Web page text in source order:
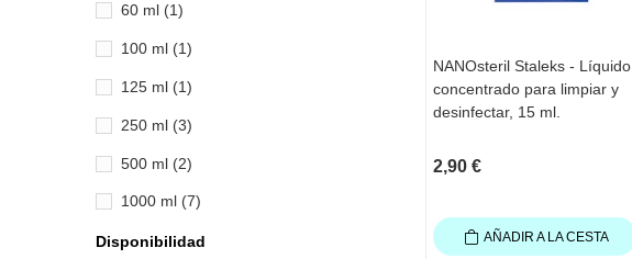
60 ml (1)
100 ml (1)
125 ml (1)
250 ml (3)
500 ml (2)
1000 ml (7)
3000 ml(1)
Disponibilidad
VISTA RÁPIDA
NANOsteril Staleks - Líquido
concentrado para limpiar y
desinfectar, 15 ml.
2,90 €
AÑADIR A LA CESTA